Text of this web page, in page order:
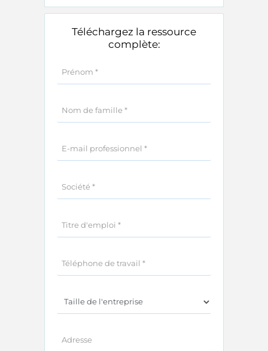
Téléchargez la ressource
complète: